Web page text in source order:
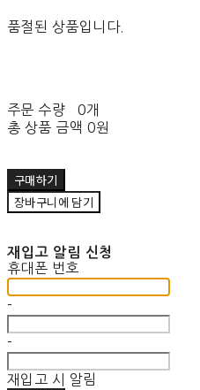
품절된 상품입니다.
주문 수량
0개
총 상품 금액 0원
구매하기
장바구니에 담기
재입고 알림 신청
휴대폰 번호
-
-
재입고 시 알림